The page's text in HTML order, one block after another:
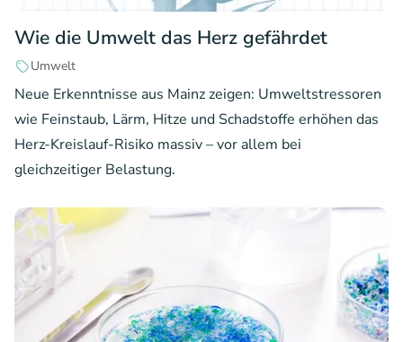
Wie die Umwelt das Herz gefährdet
Umwelt
Neue Erkenntnisse aus Mainz zeigen: Umweltstressoren
wie Feinstaub, Lärm, Hitze und Schadstoffe erhöhen das
Herz-Kreislauf-Risiko massiv – vor allem bei
gleichzeitiger Belastung.